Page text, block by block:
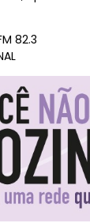
82.3